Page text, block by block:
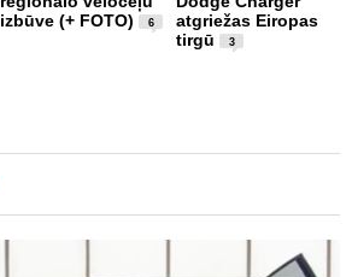
izbūve (+ FOTO)
6
atgriežas Eiropas
tirgū
3